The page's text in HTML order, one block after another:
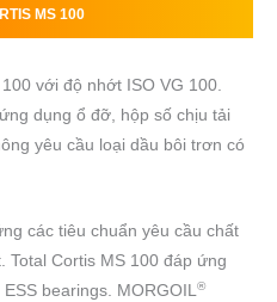
MS100
với độ nhớt ISO VG 100.
dụng ổ đỡ, hộp số chịu tải
yêu cầu loại dầu bôi trơn có
các tiêu chuẩn yêu cầu chất
Total Cortis MS 100 đáp ứng
ESS bearings. MORGOIL®